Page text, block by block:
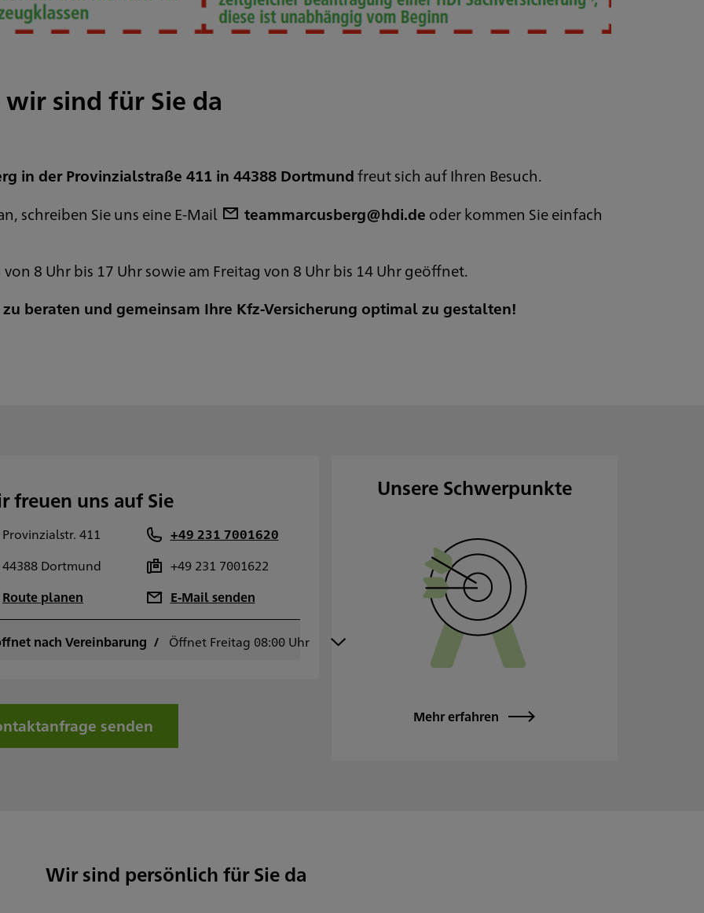
sind für Sie da
in der Provinzialstraße 411 in 44388 Dortmundfreut sich auf Ihren Besuch.
schreiben Sie uns eine E-Mail teammarcusberg@hdi.de oder kommen Sie einfach
8 Uhr bis 17 Uhr sowie am Freitag von 8 Uhr bis 14 Uhr geöffnet.
beraten und gemeinsam Ihre Kfz-Versicherung optimal zu gestalten!
freuen uns auf Sie
Provinzialstr. 411
44388 Dortmund
Route planen
+49 231 7001620
+49 231 7001622
E-Mail senden
nach Vereinbarung Öffnet Freitag 08:00 Uhr
08:00 - 17:00
senden
Unsere Schwerpunkte
Mehr erfahren
Wir sind persönlich für Sie da